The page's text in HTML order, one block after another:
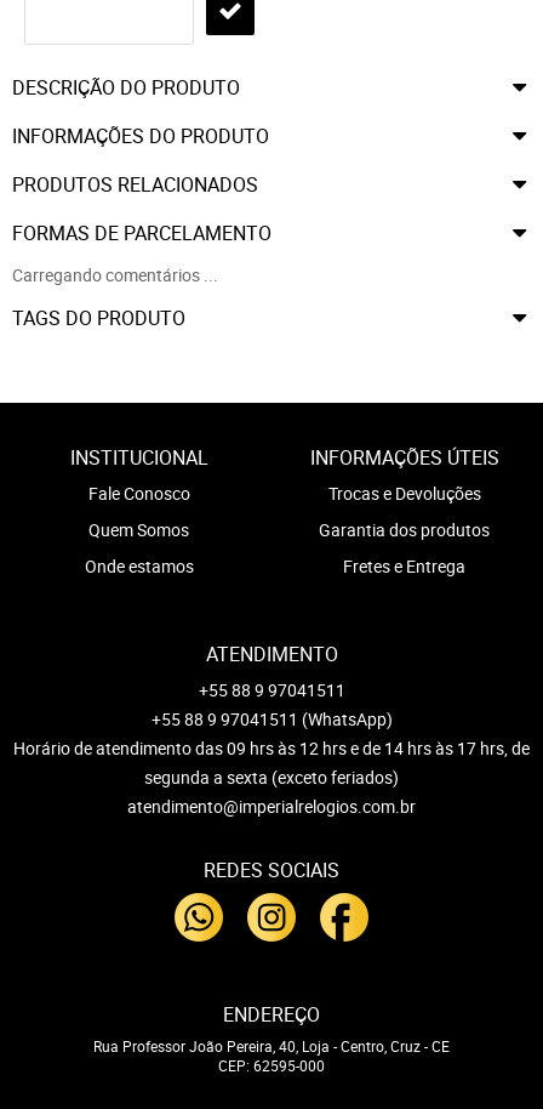
DESCRIÇÃO DO PRODUTO
INFORMAÇÕES DO PRODUTO
PRODUTOS RELACIONADOS
FORMAS DE PARCELAMENTO
Carregando comentários ...
TAGS DO PRODUTO
INSTITUCIONAL
Fale Conosco
Quem Somos
Onde estamos
INFORMAÇÕES ÚTEIS
Trocas e Devoluções
Garantia dos produtos
Fretes e Entrega
ATENDIMENTO
+55 88 9 97041511
+55 88 9 97041511 (WhatsApp)
Horário de atendimento das 09 hrs às 12 hrs e de 14 hrs às 17 hrs, de
segunda a sexta (exceto feriados)
atendimento@imperialrelogios.com.br
REDES SOCIAIS
ENDEREÇO
Rua Professor João Pereira, 40, Loja -Centro, Cruz-CE
CEP: 62595-000